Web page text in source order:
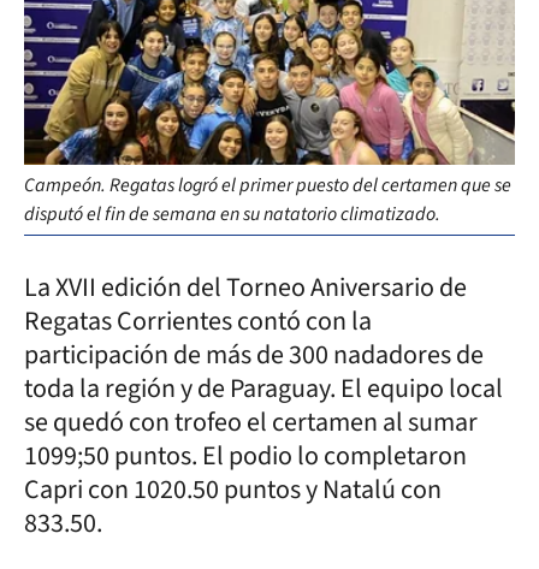
Campeón. Regatas logró el primer puesto del certamen que se
disputó el fin de semana en su natatorio climatizado.
La XVII edición del Torneo Aniversario de
Regatas Corrientes contó con la
participación de más de 300 nadadores de
toda la región y de Paraguay. El equipo local
se quedó con trofeo el certamen al sumar
1099;50 puntos. El podio lo completaron
Capri con 1020.50 puntos y Natalú con
833.50.